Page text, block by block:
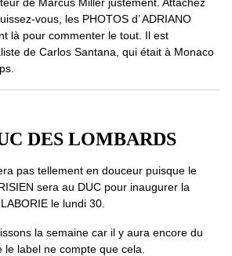
vous, les PHOTOS d’ ADRIANO
là pour commenter le tout. Il est
de Carlos Santana, qui était à Monaco
DES LOMBARDS
pas tellement en douceur puisque le
sera au DUC pour inaugurer la
le lundi 30.
la semaine car il y aura encore du
label ne compte que cela.